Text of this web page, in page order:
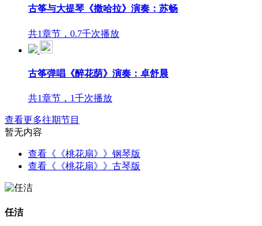
古筝与大提琴《撒哈拉》演奏：苏畅
共1章节，0.7千次播放
古筝弹唱《醉花荫》演奏：卓舒晨
共1章节，1千次播放
查看更多往期节目
暂无内容
查看《《桃花扇》》钢琴版
查看《《桃花扇》》古琴版
任洁